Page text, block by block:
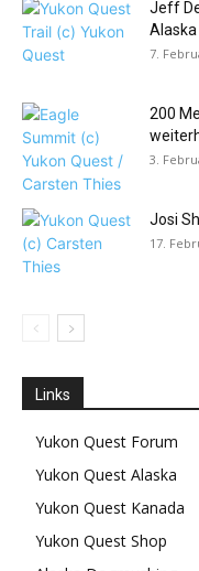
Jeff
Alaska
7.
200
3.
Josi
17.
Links
Yukon Quest Forum
Yukon Quest Alaska
Yukon Quest Kanada
Yukon Quest Shop